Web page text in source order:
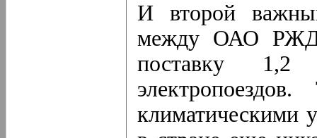
И второй
между ОАО
поставку 1,2
климатическими